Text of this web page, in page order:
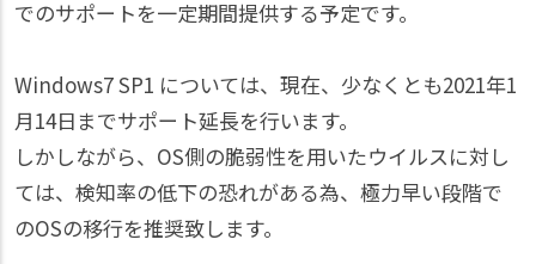
でのサポートを一定期間提供する予定です。
Windows7 SP1 については、現在、少なくとも2021年1
月14日までサポート延長を行います。
しかしながら、OS側の脆弱性を用いたウイルスに対し
ては、検知率の低下の恐れがある為、極力早い段階で
のOSの移行を推奨致します。